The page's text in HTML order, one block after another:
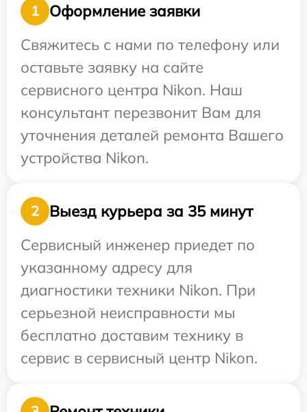
1
Оформление заявки
Свяжитесь с нами по телефону или
оставьте заявку на сайте
сервисного центра Nikon. Наш
консультант перезвонит Вам для
уточнения деталей ремонта Вашего
устройства Nikon.
2
Выезд курьера за 35 минут
Сервисный инженер приедет по
указанному адресу для
диагностики техники Nikon. При
серьезной неисправности мы
бесплатно доставим технику в
сервис в сервисный центр Nikon.